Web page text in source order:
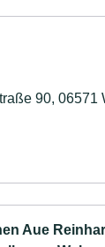
90, 06571
Aue